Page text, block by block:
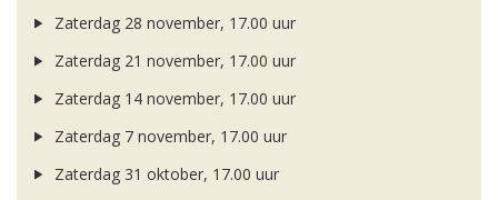
Zaterdag 28 november, 17.00 uur
Zaterdag 21 november, 17.00 uur
Zaterdag 14 november, 17.00 uur
Zaterdag 7 november, 17.00 uur
Zaterdag 31 oktober, 17.00 uur